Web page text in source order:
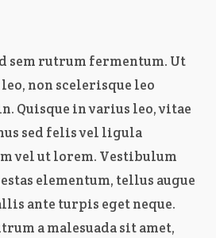
sem rutrum fermentum. Ut
non scelerisque leo
Quisque in varius leo, vitae
sed felis vel ligula
vel ut lorem. Vestibulum
elementum, tellus augue
ante turpis eget neque.
a malesuada sit amet,